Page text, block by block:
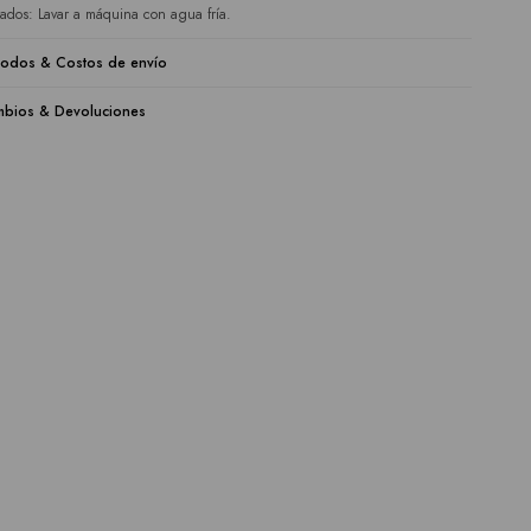
Lavar a máquina con agua fría.
& Costos de envío
& Devoluciones